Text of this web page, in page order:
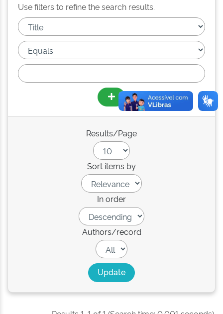
Use filters to refine the search results.
Results/Page
Sort items by
In order
Authors/record